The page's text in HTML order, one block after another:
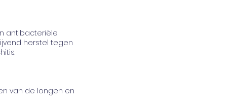
antibacteriële
herstel tegen
van de longen en